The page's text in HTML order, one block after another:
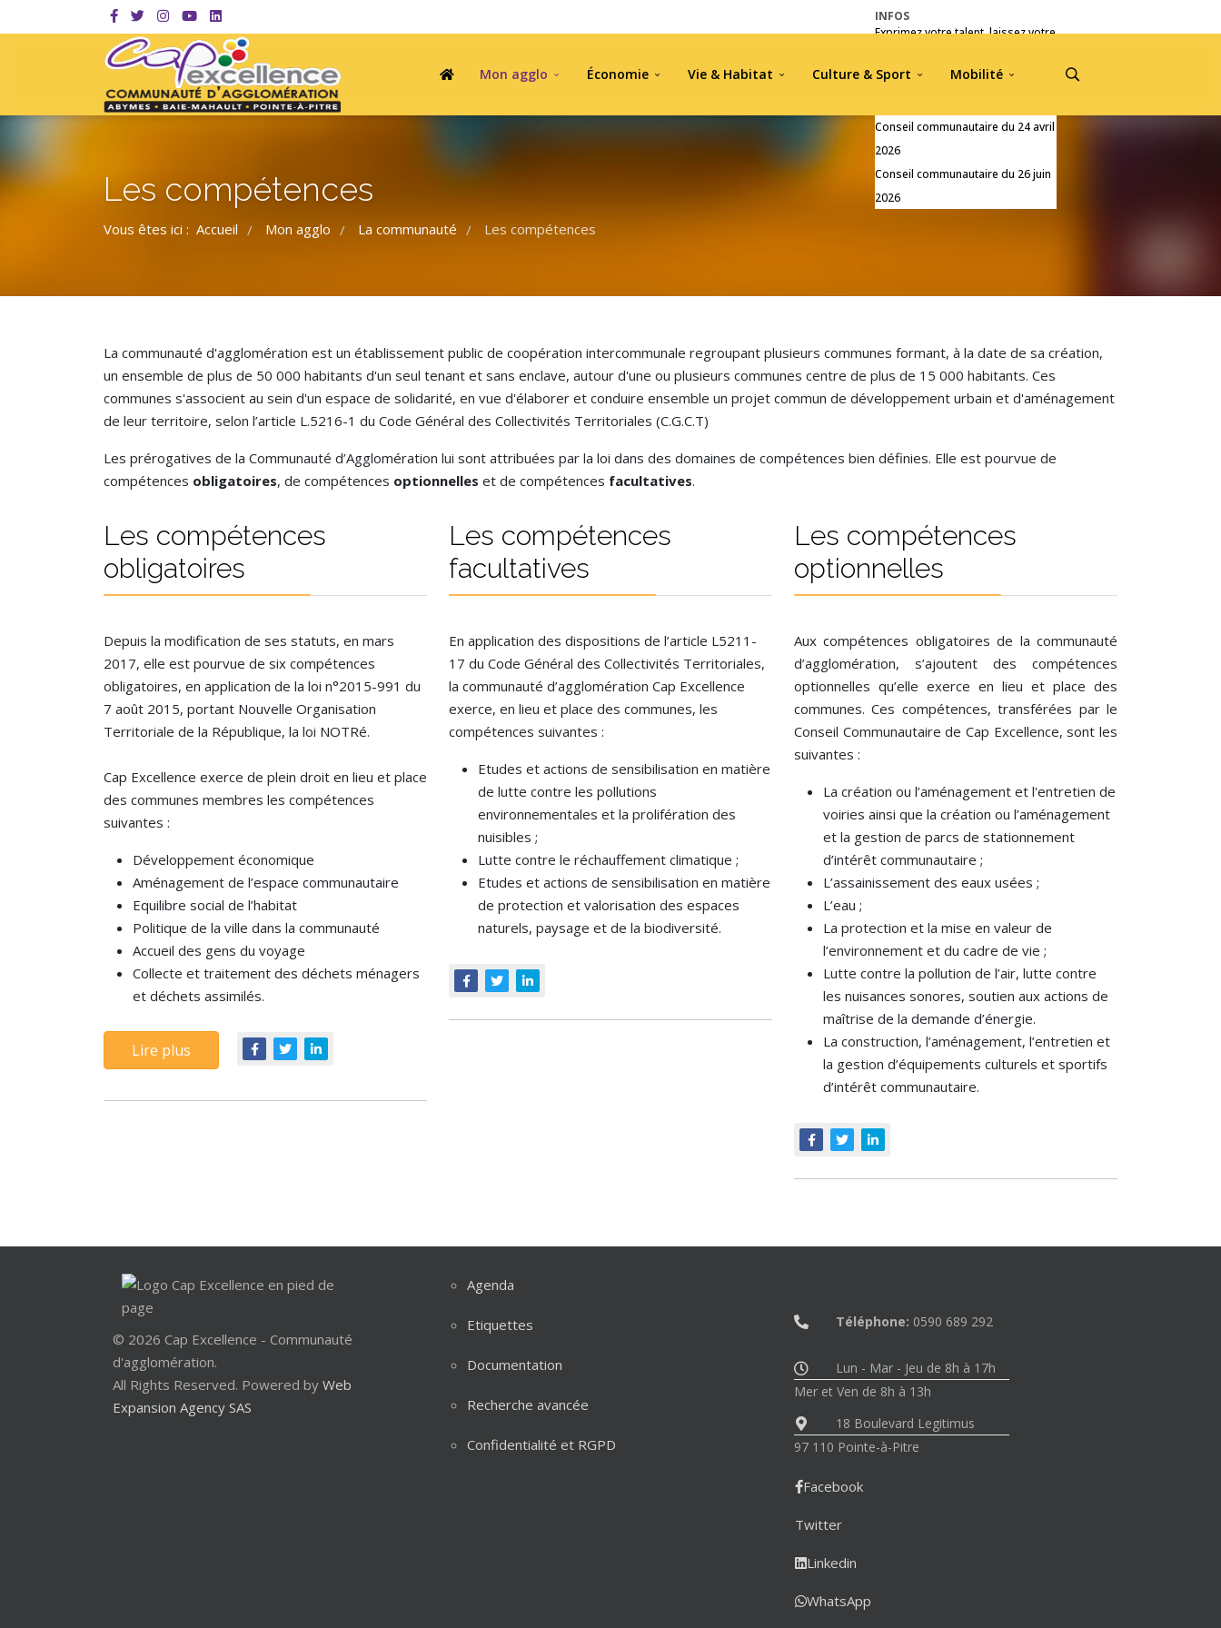
INFOS
Exprimez votre talent, laissez votre
Pré-inscriptions Jou A Tradisyon
Conseil communautaire du 24 avril
2026
Conseil communautaire du 26 juin
2026
Mon agglo Économie Vie & Habitat Culture & Sport Mobilité
Les compétences
Vous êtes ici : Accueil / Mon agglo / La communauté / Les compétences
La communauté d'agglomération est un établissement public de coopération intercommunale regroupant plusieurs communes formant, à la date de sa création,
un ensemble de plus de 50 000 habitants d'un seul tenant et sans enclave, autour d'une ou plusieurs communes centre de plus de 15 000 habitants. Ces
communes s'associent au sein d'un espace de solidarité, en vue d'élaborer et conduire ensemble un projet commun de développement urbain et d'aménagement
de leur territoire, selon l’article L.5216-1 du Code Général des Collectivités Territoriales (C.G.C.T)
Les prérogatives de la Communauté d’Agglomération lui sont attribuées par la loi dans des domaines de compétences bien définies. Elle est pourvue de
compétences obligatoires, de compétences optionnelles et de compétences facultatives.
Les compétences
obligatoires
Depuis la modification de ses statuts, en mars
2017, elle est pourvue de six compétences
obligatoires, en application de la loi n°2015-991 du
7 août 2015, portant Nouvelle Organisation
Territoriale de la République, la loi NOTRé.
Cap Excellence exerce de plein droit en lieu et place
des communes membres les compétences
suivantes :
Développement économique
Aménagement de l’espace communautaire
Equilibre social de l’habitat
Politique de la ville dans la communauté
Accueil des gens du voyage
Collecte et traitement des déchets ménagers
et déchets assimilés.
Lire plus
Les compétences
facultatives
En application des dispositions de l’article L5211-
17 du Code Général des Collectivités Territoriales,
la communauté d’agglomération Cap Excellence
exerce, en lieu et place des communes, les
compétences suivantes :
Etudes et actions de sensibilisation en matière
de lutte contre les pollutions
environnementales et la prolifération des
nuisibles ;
Lutte contre le réchauffement climatique ;
Etudes et actions de sensibilisation en matière
de protection et valorisation des espaces
naturels, paysage et de la biodiversité.
Les compétences
optionnelles
Aux compétences obligatoires de la communauté
d’agglomération, s’ajoutent des compétences
optionnelles qu’elle exerce en lieu et place des
communes. Ces compétences, transférées par le
Conseil Communautaire de Cap Excellence, sont les
suivantes :
La création ou l’aménagement et l'entretien de
voiries ainsi que la création ou l’aménagement
et la gestion de parcs de stationnement
d’intérêt communautaire ;
L’assainissement des eaux usées ;
L’eau ;
La protection et la mise en valeur de
l’environnement et du cadre de vie ;
Lutte contre la pollution de l’air, lutte contre
les nuisances sonores, soutien aux actions de
maîtrise de la demande d’énergie.
La construction, l’aménagement, l’entretien et
la gestion d’équipements culturels et sportifs
d’intérêt communautaire.
© 2026 Cap Excellence - Communauté
d'agglomération.
All Rights Reserved. Powered by Web
Expansion Agency SAS
Agenda
Etiquettes
Documentation
Recherche avancée
Confidentialité et RGPD
Téléphone: 0590 689 292
Lun - Mar - Jeu de 8h à 17h
Mer et Ven de 8h à 13h
18 Boulevard Legitimus
97 110 Pointe-à-Pitre
Facebook
Twitter
Linkedin
WhatsApp